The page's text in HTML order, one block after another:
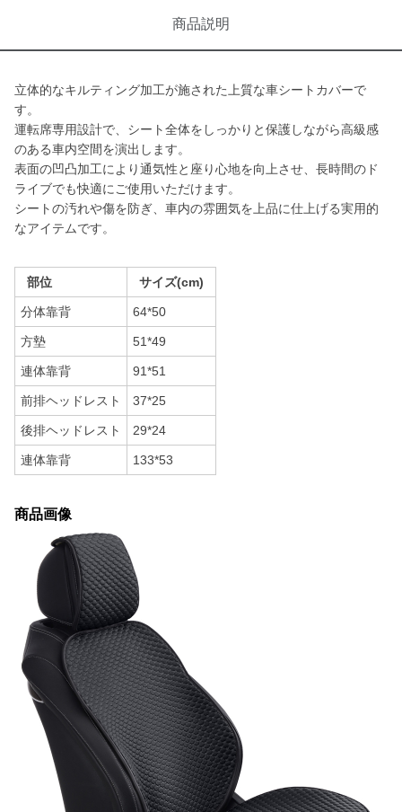
商品説明
立体的なキルティング加工が施された上質な車シートカバーで
す。
運転席専用設計で、シート全体をしっかりと保護しながら高級感
のある車内空間を演出します。
表面の凹凸加工により通気性と座り心地を向上させ、長時間のド
ライブでも快適にご使用いただけます。
シートの汚れや傷を防ぎ、車内の雰囲気を上品に仕上げる実用的
なアイテムです。
部位 サイズ(cm)
分体靠背 64*50
方墊 51*49
連体靠背 91*51
前排ヘッドレスト 37*25
後排ヘッドレスト 29*24
連体靠背 133*53
商品画像